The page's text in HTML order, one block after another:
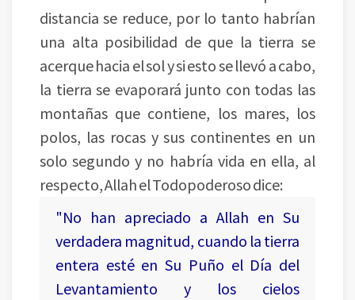
distancia se reduce, por lo tanto habrían
una alta posibilidad de que la tierra se
acerque hacia el sol y si esto se llevó a cabo,
la tierra se evaporará junto con todas las
montañas que contiene, los mares, los
polos, las rocas y sus continentes en un
solo segundo y no habría vida en ella, al
respecto, Allah el Todopoderoso dice:
"No han apreciado a Allah en Su
verdadera magnitud, cuando la tierra
entera esté en Su Puño el Día del
Levantamiento y los cielos